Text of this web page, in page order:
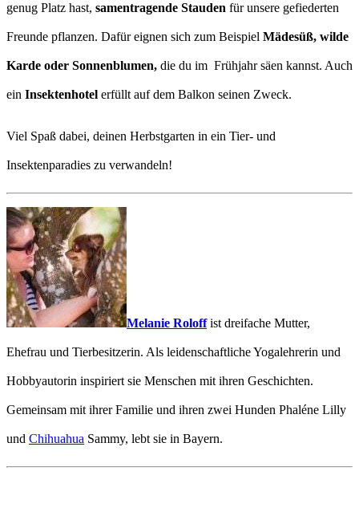
genug Platz hast, samentragende Stauden für unsere gefiederten
Freunde pflanzen. Dafür eignen sich zum Beispiel Mädesüß, wilde
Karde oder Sonnenblumen, die du im Frühjahr säen kannst. Auch
ein Insektenhotel erfüllt auf dem Balkon seinen Zweck.
Viel Spaß dabei, deinen Herbstgarten in ein Tier- und
Insektenparadies zu verwandeln!
Melanie Roloffist dreifache Mutter,
Ehefrau und Tierbesitzerin. Als leidenschaftliche Yogalehrerin und
Hobbyautorin inspiriert sie Menschen mit ihren Geschichten.
Gemeinsam mit ihrer Familie und ihren zwei Hunden Phaléne Lilly
und Chihuahua Sammy, lebt sie in Bayern.